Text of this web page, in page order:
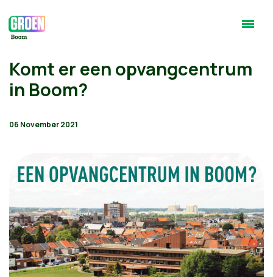
Komt er een opvangcentrum
in Boom?
06 November 2021